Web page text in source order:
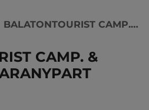
BALATONTOURIST CAMP. & BUNGALOWS ARANYPART
CAMP. &